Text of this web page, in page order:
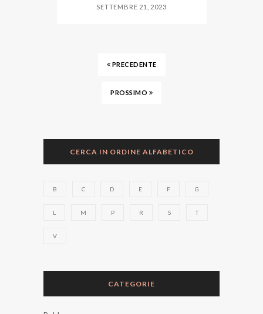
SETTEMBRE 21, 2023
PRECEDENTE
PROSSIMO
CERCA IN ORDINE ALFABETICO
B C D E F G
L M P R S T
V
CATEGORIE